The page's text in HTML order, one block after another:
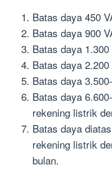
Batas daya 450
Batas daya 900
Batas daya
Batas daya
Batas daya
Batas daya
rekening listrik
Batas daya
rekening listrik
bulan.